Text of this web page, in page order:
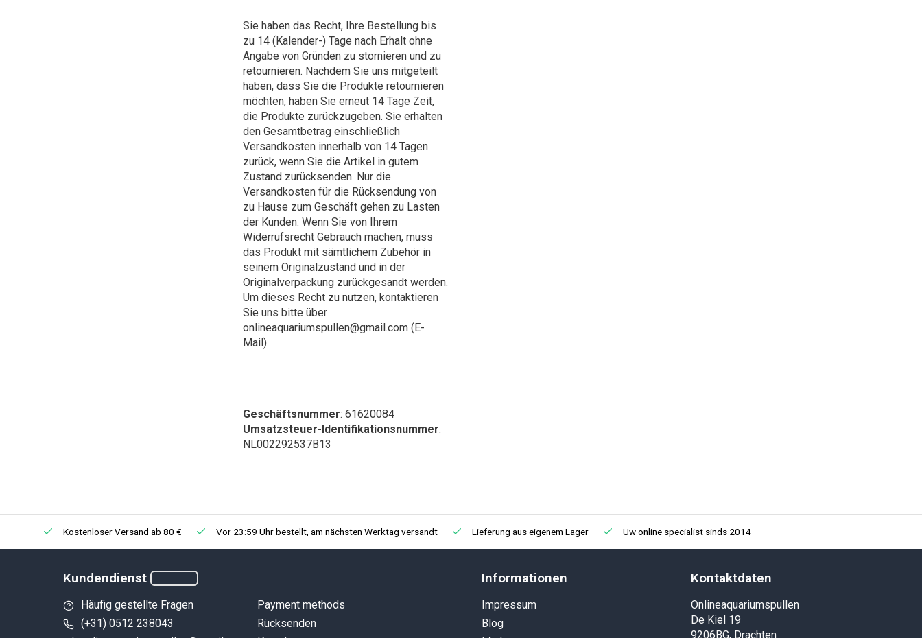
Sie haben das Recht, Ihre Bestellung bis
zu 14 (Kalender-) Tage nach Erhalt ohne
Angabe von Gründen zu stornieren und zu
retournieren. Nachdem Sie uns mitgeteilt
haben, dass Sie die Produkte retournieren
möchten, haben Sie erneut 14 Tage Zeit,
die Produkte zurückzugeben. Sie erhalten
den Gesamtbetrag einschließlich
Versandkosten innerhalb von 14 Tagen
zurück, wenn Sie die Artikel in gutem
Zustand zurücksenden. Nur die
Versandkosten für die Rücksendung von
zu Hause zum Geschäft gehen zu Lasten
der Kunden. Wenn Sie von Ihrem
Widerrufsrecht Gebrauch machen, muss
das Produkt mit sämtlichem Zubehör in
seinem Originalzustand und in der
Originalverpackung zurückgesandt werden.
Um dieses Recht zu nutzen, kontaktieren
Sie uns bitte über
onlineaquariumspullen@gmail.com(E-
Mail).
Geschäftsnummer: 61620084
Umsatzsteuer-Identifikationsnummer:
NL002292537B13
Kostenloser Versand ab 80 € Vor 23:59 Uhr bestellt, am nächsten Werktag versandt Lieferung aus eigenem Lager Uw online specialist sinds 2014
Kundendienst
Häufig gestellte Fragen
(+31) 0512 238043
Payment methods
Rücksenden
Informationen
Impressum
Blog
Kontaktdaten
Onlineaquariumspullen
De Kiel 19
9206BG, Drachten